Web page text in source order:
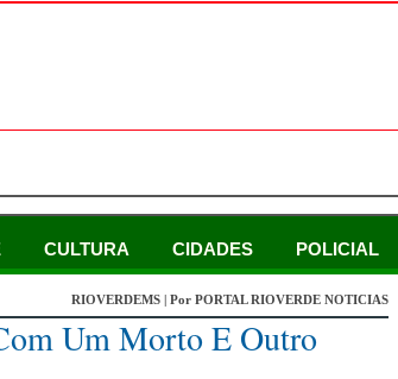
CULTURA CIDADES POLICIAL
RIOVERDEMS | Por PORTAL RIOVERDE NOTICIAS
Um Morto E Outro